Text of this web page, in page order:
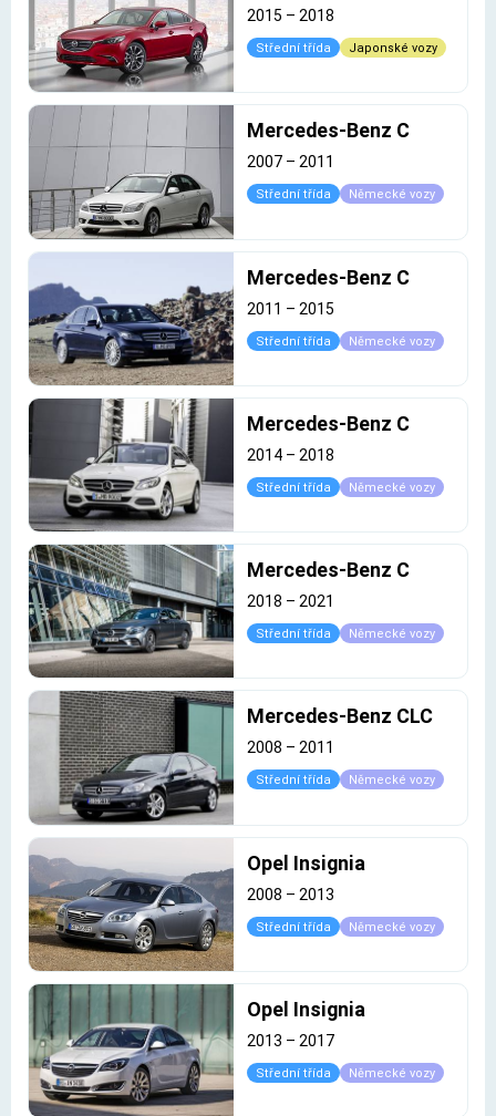
2015 – 2018
Střední třída Japonské vozy
Mercedes-Benz C
2007 – 2011
Střední třída Německé vozy
Mercedes-Benz C
2011 – 2015
Střední třída Německé vozy
Mercedes-Benz C
2014 – 2018
Střední třída Německé vozy
Mercedes-Benz C
2018 – 2021
Střední třída Německé vozy
Mercedes-Benz CLC
2008 – 2011
Střední třída Německé vozy
Opel Insignia
2008 – 2013
Střední třída Německé vozy
Opel Insignia
2013 – 2017
Střední třída Německé vozy